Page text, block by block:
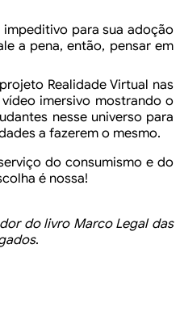
para sua adoção
a pena, então, pensar em
projeto Realidade Virtual nas
imersivo mostrando o
nesse universo para
a fazerem o mesmo.
do consumismo e do
é nossa!
do livro Marco Legal das
.